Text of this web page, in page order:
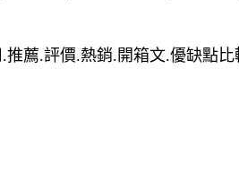
推薦.評價.熱銷.開箱文.優缺點比